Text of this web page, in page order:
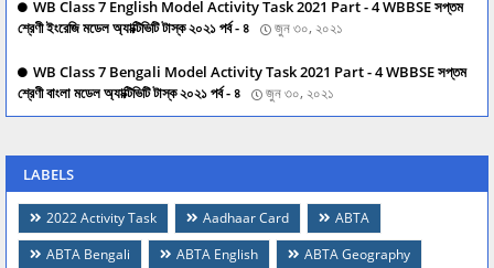
WB Class 7 English Model Activity Task 2021 Part - 4 WBBSE সপ্তম
শ্রেণী ইংরেজি মডেল অ্যাক্টিভিটি টাস্ক ২০২১ পর্ব - ৪
জুন ৩০, ২০২১
WB Class 7 Bengali Model Activity Task 2021 Part - 4 WBBSE সপ্তম
শ্রেণী বাংলা মডেল অ্যাক্টিভিটি টাস্ক ২০২১ পর্ব - ৪
জুন ৩০, ২০২১
LABELS
2022 Activity Task Aadhaar Card
ABTA
ABTA Bengali
ABTA English
ABTA Geography